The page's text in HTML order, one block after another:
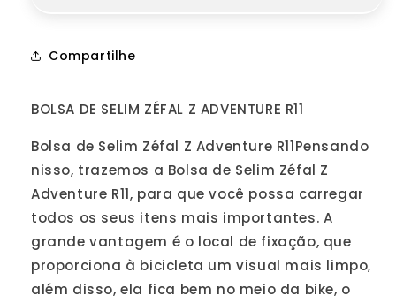
Preta
Preta
Compartilhe
BOLSA DE SELIM ZÉFAL Z ADVENTURE R11
Bolsa de Selim Zéfal Z Adventure R11Pensando
nisso, trazemos a Bolsa de Selim Zéfal Z
Adventure R11, para que você possa carregar
todos os seus itens mais importantes. A
grande vantagem é o local de fixação, que
proporciona à bicicleta um visual mais limpo,
além disso, ela fica bem no meio da bike, o